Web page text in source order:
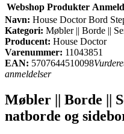
Webshop Produkter
Navn: House Doctor Bord
Kategori: Møbler || Borde ||
Producent: House Doctor
Varenummer: 11043851
EAN: 5707644510098
anmeldelser
Møbler || Borde ||
natborde og